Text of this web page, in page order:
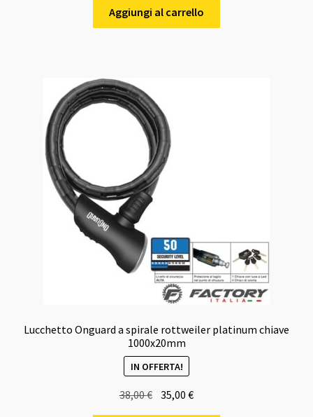
originale
era:
attuale
è:
Aggiungi al carrello
Lucchetto Onguard a spirale rottweiler platinum chiave
1000x20mm
IN OFFERTA!
38,00€
prezzo
35,00€Il
prezzo